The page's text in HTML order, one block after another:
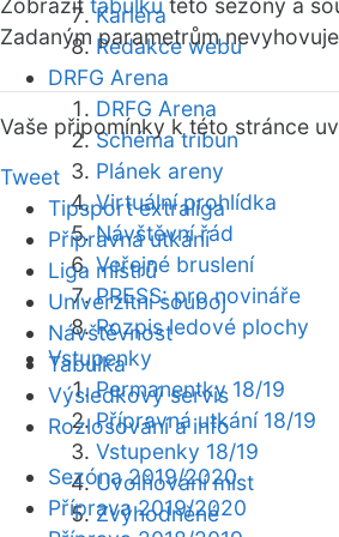
Kariéra
Redakce webu
DRFG Arena
DRFG Arena
Schéma tribun
Plánek areny
Virtuální prohlídka
Návštěvní řád
Veřejné bruslení
PRESS: pro novináře
Rozpis ledové plochy
Vstupenky
Permanentky 18/19
Přípravná utkání 18/19
Vstupenky 18/19
Uvolňování míst
Zvýhodněné
Zobrazit tabulku této sezóny a
Zadaným parametrům
Vaše připomínky k této stránce
Tweet
Tipsport extraliga
Přípravná utkání
Liga mistrů
Univerzitní souboj
Návštěvnost
Tabulka
Výsledkový servis
Rozlosování a info
Sezóna 2019/2020
Příprava 2019/2020